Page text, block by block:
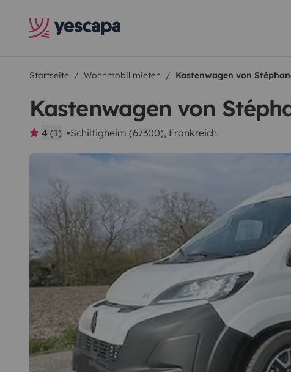
Startseite Wohnmobil mieten Kastenwagen von
Kastenwagen von
4 (1) Schiltigheim (67300), Frankreich